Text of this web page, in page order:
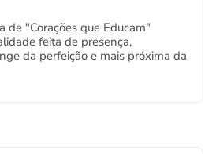
de "Corações que Educam"
feita de presença,
da perfeição e mais próxima da